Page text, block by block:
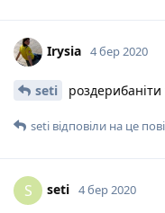
Irysia 4 бер 2020
seti роздерибаніти
seti відповіли на це
S seti 4 бер 2020